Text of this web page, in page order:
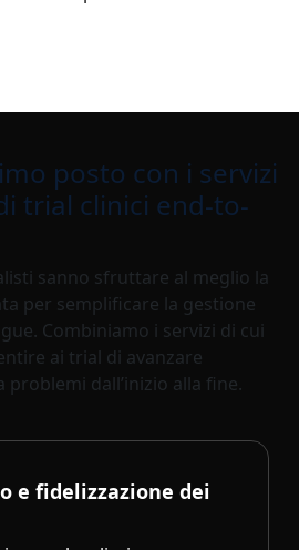
posto con i servizi
trial clinici end-to-
sanno sfruttare al meglio la
per semplificare la gestione
Combiniamo i servizi di cui
ai trial di avanzare
problemi dall’inizio alla fine.
e fidelizzazione dei